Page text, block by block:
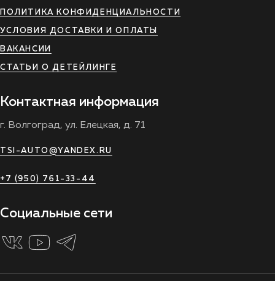
ПОЛИТИКА КОНФИДЕНЦИАЛЬНОСТИ
УСЛОВИЯ ДОСТАВКИ И ОПЛАТЫ
ВАКАНСИИ
СТАТЬИ О ДЕТЕЙЛИНГЕ
Контактная информация
г. Волгоград, ул. Елецкая, д. 71
TSI-AUTO@YANDEX.RU
+7 (950) 761-33-44
Социальные сети